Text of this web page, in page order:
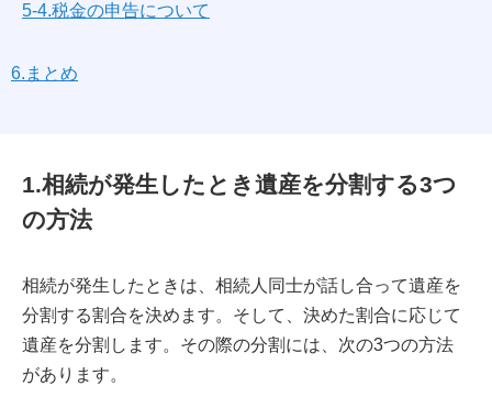
5-4.税金の申告について
6.まとめ
1.相続が発生したとき遺産を分割する3つ
の方法
相続が発生したときは、相続人同士が話し合って遺産を
分割する割合を決めます。そして、決めた割合に応じて
遺産を分割します。その際の分割には、次の3つの方法
があります。